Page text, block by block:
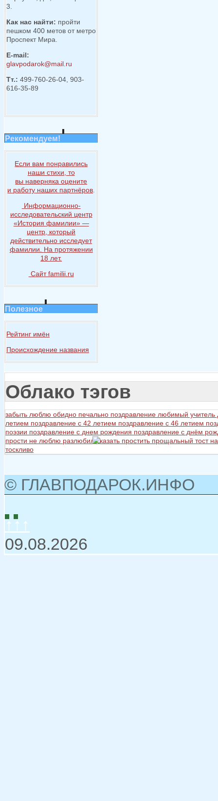
3.
Как нас найти: пройти
пешком 400 метов от метро
Проспект Мира.
E-mail:
glavpodarok@mail.ru
Тт.: 499-760-26-04, 903-
616-35-89
Рекомендуем!
Если вам понравились
наши стихи, то
вы наверняка оцените
и работу наших партнёров.
Информационно-
исследовательский центр
«История фамилии» —
центр, который
действительно исследует
фамилии. На протяжении
18 лет.
Сайт familii.ru
Полезное
Рейтинг имён
Происхождение названия
Облако тэгов
забыть люблю обидно печально поздравление любимый учитель
летием поздравление с 42 летием поздравление с 46 летием
поэзии поздравление с днем рождения поздравление с днём
прости не люблю разлюбил сказать простить прощальный тост
тоскливо
© ГЛАВПОДАРОК.ИНФО
↑↑↑
09.08.2026